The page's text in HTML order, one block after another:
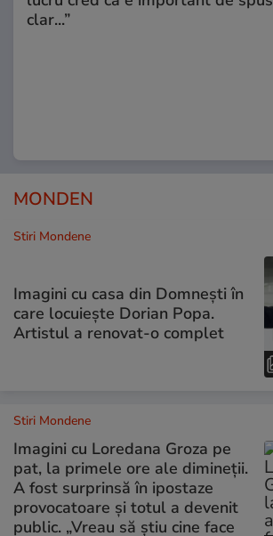
clar...”
MONDEN
Stiri Mondene
Imagini cu casa din Domnești în
care locuiește Dorian Popa.
Artistul a renovat-o complet
Stiri Mondene
Imagini cu Loredana Groza pe
pat, la primele ore ale dimineții.
A fost surprinsă în ipostaze
provocatoare și totul a devenit
public. „Vreau să știu cine face